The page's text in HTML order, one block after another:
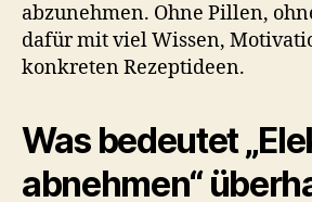
abzunehmen. Ohne Pillen,
dafür mit viel Wissen,
konkreten Rezeptideen.
Was bedeutet
abnehmen“